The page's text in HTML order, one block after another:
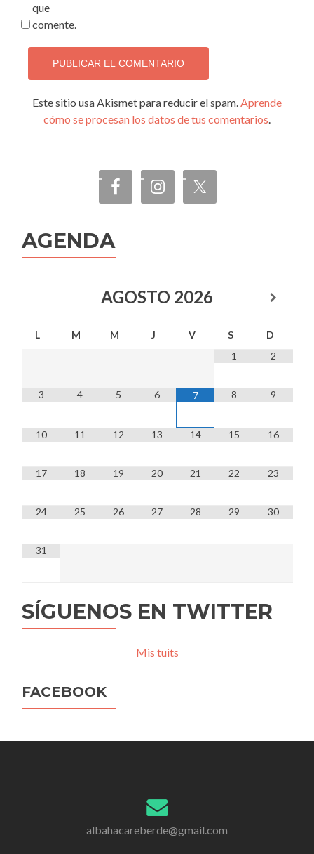
que
comente.
Este sitio usa Akismet para reducir el spam.Aprende
cómo se procesan los datos de tus comentarios.
AGENDA
AGOSTO 2026
L M M J V S
D
1
2
3 4 5 6 7 8 9
10 11 12 13 14 15 16
17 18 19 20 21 22 23
24 25 26 27 28 29 30
31
SÍGUENOS EN TWITTER
Mis tuits
FACEBOOK
albahacareberde@gmail.com